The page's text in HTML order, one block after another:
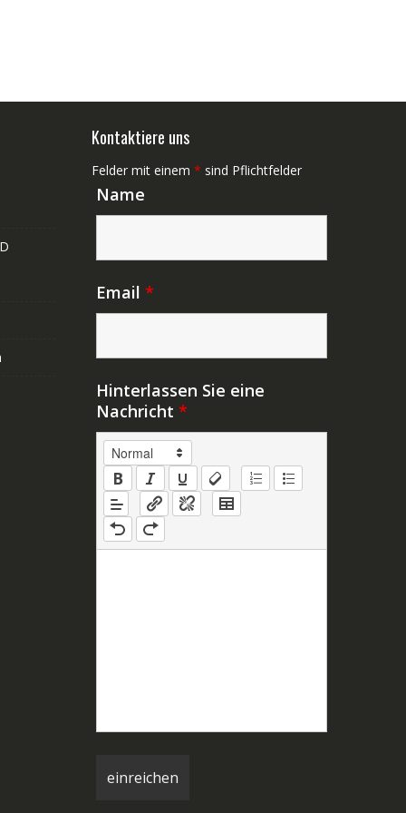
Kontaktiere uns
Felder mit einem * sind Pflichtfelder
Name
Email *
Hinterlassen Sie eine
Nachricht *